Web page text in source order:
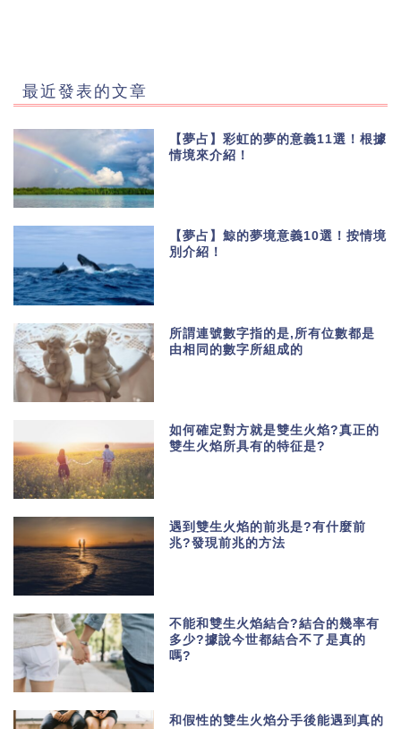
最近發表的文章
【夢占】彩虹的夢的意義11選！根據
情境來介紹！
【夢占】鯨的夢境意義10選！按情境
別介紹！
所謂連號數字指的是,所有位數都是
由相同的數字所組成的
如何確定對方就是雙生火焰?真正的
雙生火焰所具有的特征是?
遇到雙生火焰的前兆是?有什麼前
兆?發現前兆的方法
不能和雙生火焰結合?結合的幾率有
多少?據說今世都結合不了是真的
嗎?
和假性的雙生火焰分手後能遇到真的